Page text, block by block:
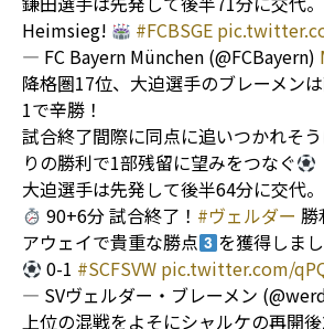
Heimsieg!
#FCBSGE
— FC Bayern München (@FCBayern)
降格圏17位、大迫選手のブレーメン
1で辛勝！
試合終了間際に同点に追いつかれそ
りの勝利で1部残留に望みをつなぐ
大迫選手は先発して後半64分に交代。
90+6分 試合終了！ #ヴェルダー 勝
アウェイで貴重な勝点
を獲得しま
0-1 #SCFSVW pic.twitter.com/
— SVヴェルダー・ブレーメン
上位の混戦をよそにシャルケの再開